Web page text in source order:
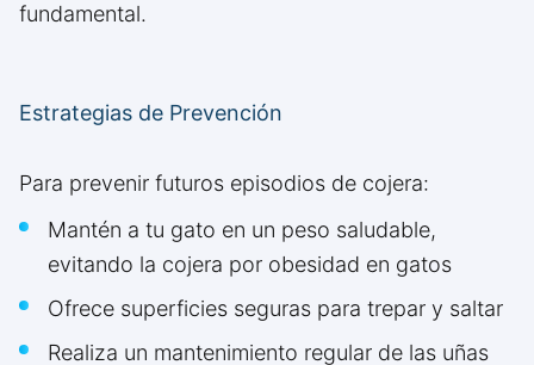
fundamental.
Estrategias de Prevención
Para prevenir futuros episodios de cojera:
Mantén a tu gato en un peso saludable,
evitando la cojera por obesidad en gatos
Ofrece superficies seguras para trepar y saltar
Realiza un mantenimiento regular de las uñas